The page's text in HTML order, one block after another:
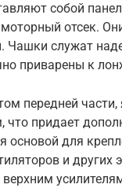
собой
отсек.
служат
приварены к
передней части,
придает
основой для
и
верхним